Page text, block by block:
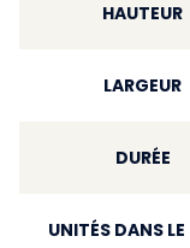
HAUTEUR
LARGEUR
DURÉE
UNITÉS DANS